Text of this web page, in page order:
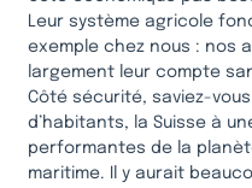
Leur système agricole
exemple chez nous : nos
largement leur compte
Côté sécurité, saviez-
d’habitants, la Suisse à
performantes de la
maritime. Il y aurait